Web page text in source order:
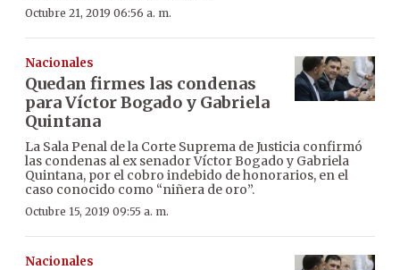
Octubre 21, 2019 06:56 a. m.
Nacionales
Quedan firmes las condenas
para Víctor Bogado y Gabriela
Quintana
La Sala Penal de la Corte Suprema de Justicia confirmó
las condenas al ex senador Víctor Bogado y Gabriela
Quintana, por el cobro indebido de honorarios, en el
caso conocido como “niñera de oro”.
Octubre 15, 2019 09:55 a. m.
Nacionales